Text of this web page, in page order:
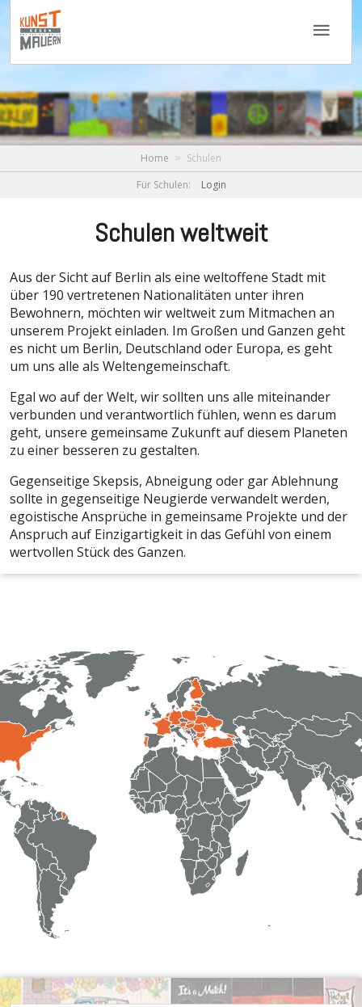
Home
Schulen
Für Schulen:
Login
Schulen weltweit
Aus der Sicht auf Berlin als eine weltoffene Stadt mit
über 190 vertretenen Nationalitäten unter ihren
Bewohnern, möchten wir weltweit zum Mitmachen an
unserem Projekt einladen. Im Großen und Ganzen geht
es nicht um Berlin, Deutschland oder Europa, es geht
um uns alle als Weltengemeinschaft.
Egal wo auf der Welt, wir sollten uns alle miteinander
verbunden und verantwortlich fühlen, wenn es darum
geht, unsere gemeinsame Zukunft auf diesem Planeten
zu einer besseren zu gestalten.
Gegenseitige Skepsis, Abneigung oder gar Ablehnung
sollte in gegenseitige Neugierde verwandelt werden,
egoistische Ansprüche in gemeinsame Projekte und der
Anspruch auf Einzigartigkeit in das Gefühl von einem
wertvollen Stück des Ganzen.